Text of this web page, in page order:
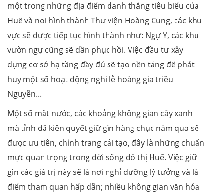
một trong những địa điểm danh thắng tiêu biểu của
Huế và nơi hình thành Thư viện Hoàng Cung, các khu
vực sẽ được tiếp tục hình thành như: Ngự Y, các khu
vườn ngự cũng sẽ dần phục hồi. Việc đầu tư xây
dựng cơ sở hạ tầng đầy đủ sẽ tạo nền tảng để phát
huy một số hoạt động nghi lễ hoàng gia triều
Nguyễn...
Một số mặt nước, các khoảng không gian cây xanh
mà tỉnh đã kiên quyết giữ gìn hàng chục năm qua sẽ
được ưu tiên, chỉnh trang cải tạo, đây là những chuẩn
mực quan trọng trong đời sống đô thị Huế. Việc giữ
gìn các giá trị này sẽ là nơi nghỉ dưỡng lý tưởng và là
điểm tham quan hấp dẫn; nhiều không gian văn hóa